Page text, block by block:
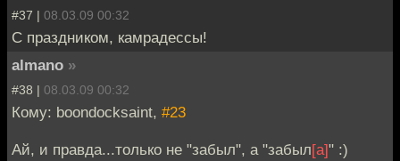
#37 | 08.03.09 00:32
С праздником, камрадессы!
almano »
#38 | 08.03.09 00:32
Кому: boondocksaint, #23
Ай, и правда...только не "забыл", а "забыл[а]" :)